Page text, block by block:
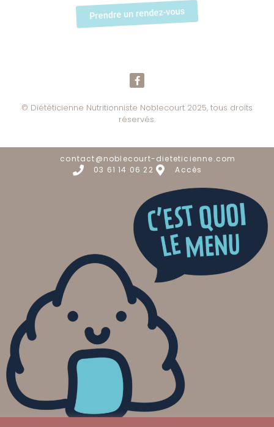
Prendre un rendez-vous
© Diététicienne Nutritionniste Noblecourt 2025, tous droits
réservés.
contact@noblecourt-dieteticienne.com
03 61 14 06 22
Accès